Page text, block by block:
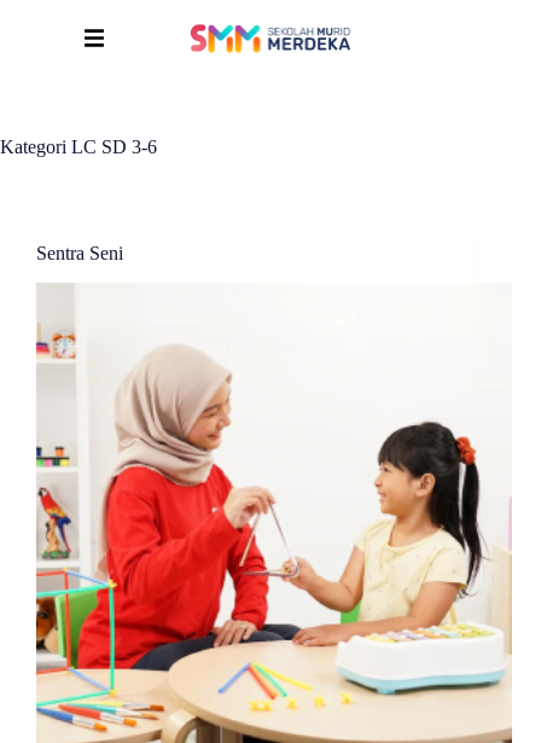
Kategori LC SD 3-6
Sentra Seni